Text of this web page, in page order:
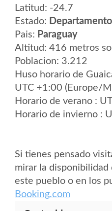
Latitud: -24.7
Estado:
Pais: Paraguay
Altitud: 416 metros
Poblacion: 3.212
Huso horario de
UTC +1:00 (Europe/
Horario de verano :
Horario de invierno :
Si tienes pensado
mirar la disponibilidad
este pueblo o en los
Booking.com